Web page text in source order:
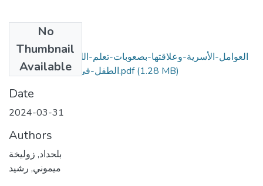
No
Thumbnail
Available
العوامل-الأسرية-وعلاقتها-بصعوبات-تعلم-اللغات-الأجنبية-لدى-
الطفل-في-المجتمع-الاوراس.pdf(1.28 MB)
Date
2024-03-31
Authors
بلحداد, زوليخة
ميموني, رشيد